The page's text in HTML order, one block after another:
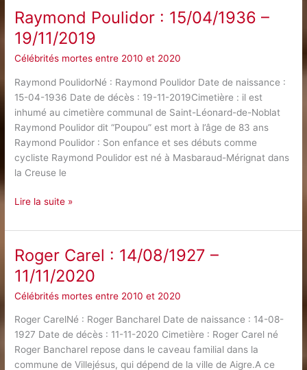
–
26/05/2018
Raymond Poulidor : 15/04/1936 –
19/11/2019
Célébrités mortes entre 2010 et 2020
Raymond PoulidorNé : Raymond Poulidor Date de naissance :
15-04-1936 Date de décès : 19-11-2019Cimetière : il est
inhumé au cimetière communal de Saint-Léonard-de-Noblat
Raymond Poulidor dit “Poupou” est mort à l’âge de 83 ans
Raymond Poulidor : Son enfance et ses débuts comme
cycliste Raymond Poulidor est né à Masbaraud-Mérignat dans
la Creuse le
Raymond
:
–
19/11/2019
Lire la suite »
Roger Carel : 14/08/1927 –
11/11/2020
Célébrités mortes entre 2010 et 2020
Roger CarelNé : Roger Bancharel Date de naissance : 14-08-
1927 Date de décès : 11-11-2020 Cimetière : Roger Carel né
Roger Bancharel repose dans le caveau familial dans la
commune de Villejésus, qui dépend de la ville de Aigre.A ce